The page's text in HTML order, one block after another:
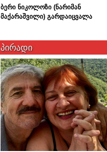
ბერი ნიკოლოზი (ნარიმან
მაქარაშვილი) გარდაიცვალა
პირადი